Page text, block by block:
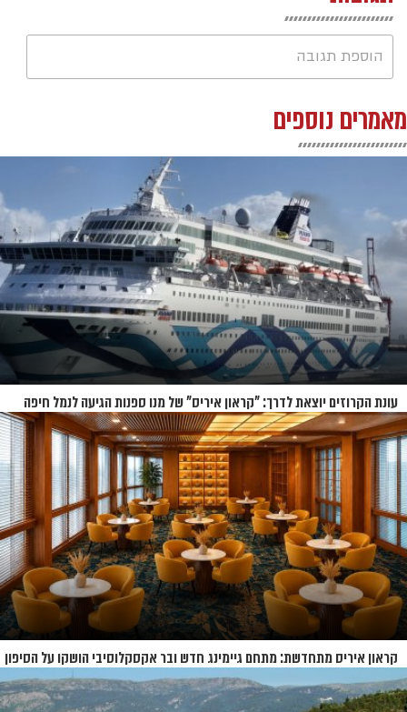
הוספת תגובה
מאמרים נוספים
עונת הקרוזים יוצאת לדרך: "קראון איריס" של מנו ספנות הגיעה לנמל חיפה
קראון איריס מתחדשת: מתחם גיימינג חדש ובר אקסקלוסיבי הושקו על הסיפון